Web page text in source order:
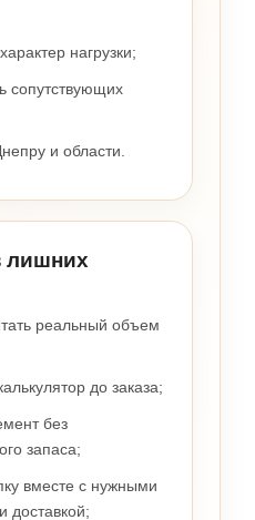
нагрузки;
сопутствующих
и области.
лишних
реальный объем
до заказа;
без
запаса;
вместе с нужными
доставкой;